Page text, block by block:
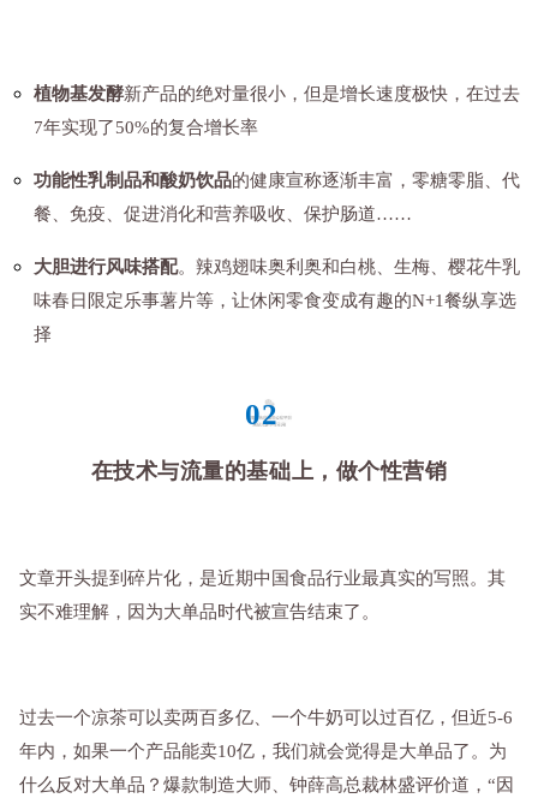
植物基发酵新产品的绝对量很小，但是增长速度极快，在过去
7年实现了50%的复合增长率
功能性乳制品和酸奶饮品的健康宣称逐渐丰富，零糖零脂、代
餐、免疫、促进消化和营养吸收、保护肠道……
大胆进行风味搭配。辣鸡翅味奥利奥和白桃、生梅、樱花牛乳
味春日限定乐事薯片等，让休闲零食变成有趣的N+1餐纵享选
择
02
在技术与流量的基础上，做个性营销
文章开头提到碎片化，是近期中国食品行业最真实的写照。其
实不难理解，因为大单品时代被宣告结束了。
过去一个凉茶可以卖两百多亿、一个牛奶可以过百亿，但近5-6
年内，如果一个产品能卖10亿，我们就会觉得是大单品了。为
什么反对大单品？爆款制造大师、钟薛高总裁林盛评价道，“因